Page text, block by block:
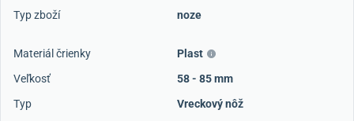
Typ zboží
noze
Materiál črienky
Plast
Veľkosť
58 - 85 mm
Typ
Vreckový nôž